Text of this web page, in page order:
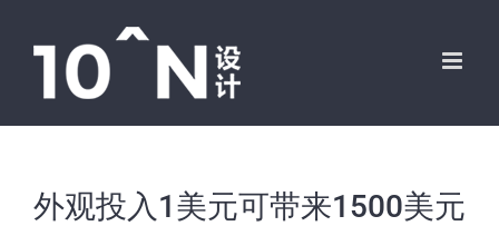
外观投入1美元可带来1500美元